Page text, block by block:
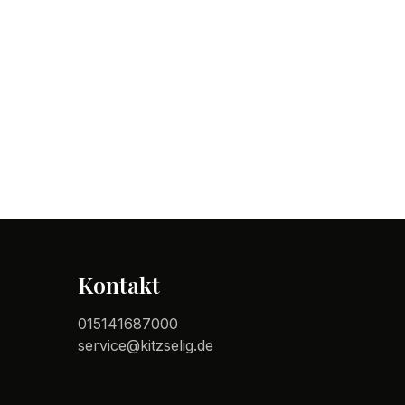
Kontakt
015141687000
service@kitzselig.de